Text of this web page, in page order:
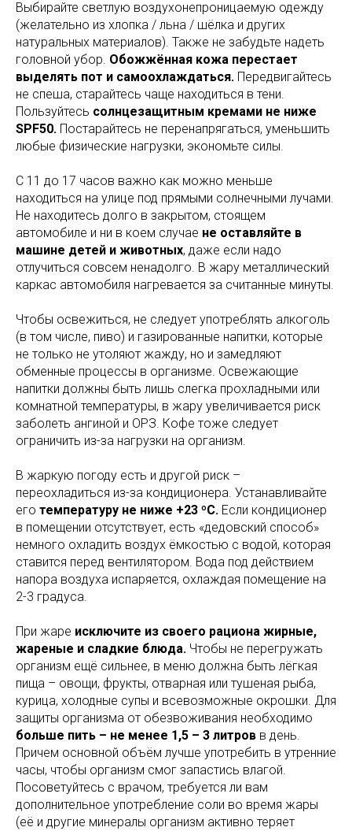
Выбирайте светлую воздухонепроницаемую одежду
(желательно из хлопка / льна / шёлка и других
натуральных материалов). Также не забудьте надеть
головной убор. Обожжённая кожа перестает
выделять пот и самоохлаждаться. Передвигайтесь
не спеша, старайтесь чаще находиться в тени.
Пользуйтесь солнцезащитным кремами не ниже
SPF50. Постарайтесь не перенапрягаться, уменьшить
любые физические нагрузки, экономьте силы.
С 11 до 17 часов важно как можно меньше
находиться на улице под прямыми солнечными лучами.
Не находитесь долго в закрытом, стоящем
автомобиле и ни в коем случае не оставляйте в
машине детей и животных, даже если надо
отлучиться совсем ненадолго. В жару металлический
каркас автомобиля нагревается за считанные минуты.
Чтобы освежиться, не следует употреблять алкоголь
(в том числе, пиво) и газированные напитки, которые
не только не утоляют жажду, но и замедляют
обменные процессы в организме. Освежающие
напитки должны быть лишь слегка прохладными или
комнатной температуры, в жару увеличивается риск
заболеть ангиной и ОРЗ. Кофе тоже следует
ограничить из-за нагрузки на организм.
В жаркую погоду есть и другой риск –
переохладиться из-за кондиционера. Устанавливайте
его температуру не ниже +23 ºС. Если кондиционер
в помещении отсутствует, есть «дедовский способ»
немного охладить воздух ёмкостью с водой, которая
ставится перед вентилятором. Вода под действием
напора воздуха испаряется, охлаждая помещение на
2-3 градуса.
При жаре исключите из своего рациона жирные,
жареные и сладкие блюда. Чтобы не перегружать
организм ещё сильнее, в меню должна быть лёгкая
пища – овощи, фрукты, отварная или тушеная рыба,
курица, холодные супы и всевозможные окрошки. Для
защиты организма от обезвоживания необходимо
больше пить – не менее 1,5 – 3 литров в день.
Причем основной объём лучше употребить в утренние
часы, чтобы организм смог запастись влагой.
Посоветуйтесь с врачом, требуется ли вам
дополнительное употребление соли во время жары
(её и другие минералы организм активно теряет